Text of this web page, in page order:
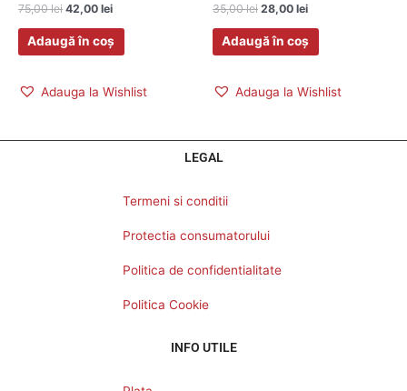
75,00lei 42,00 lei
Adaugă în coș
Adauga la Wishlist
35,00lei 28,00 lei
Adaugă în coș
Adauga la Wishlist
LEGAL
Termeni si conditii
Protectia consumatorului
Politica de confidentialitate
Politica Cookie
INFO UTILE